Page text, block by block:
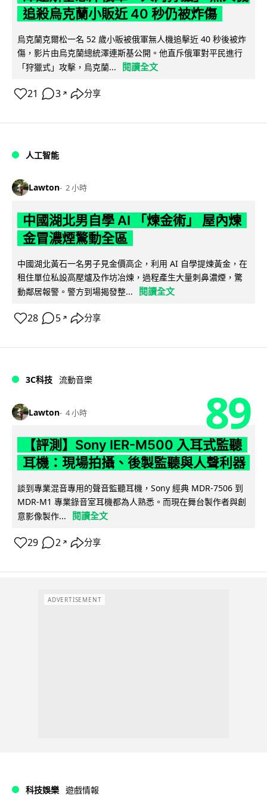
追殺烏克蘭小販近 40 秒仍被炸傷
烏克蘭克爾松一名 52 歲小販被俄軍無人機追擊近 40 秒後被炸
傷，影片由烏克蘭總統澤連斯基公開。他直斥俄軍對平民進行
「狩獵式」攻擊，烏克蘭...
閱讀全文
21 3 ↗ 分享
人工智能
Lawton 2 小時
中國湖北男自學 AI 「煉金術」 屋內煉
金冒濃煙驚動全區
中國湖北黃石一名男子見金價高企，利用 AI 自學提煉黃金，在
租住單位私設高壓爐及作坊冶煉，過程產生大量刺鼻濃煙，驚
動鄰居報警。警方到場揭發整...
閱讀全文
28 5 ↗ 分享
3C科技 流動音樂
Lawton 4 小時 89
【評測】Sony IER-M500 入耳式監聽
耳機：現場拍攝、後製監聽與人聲利器
談到專業混音專用的聲音監聽耳機，Sony 經典 MDR-7506 到
MDR-M1 專業錄音室耳機都為人熟悉。而現在舞台製作者與創
意影像製作...
閱讀全文
29 2 ↗ 分享
ADVERTISEMENT
科技娛樂 遊戲情報